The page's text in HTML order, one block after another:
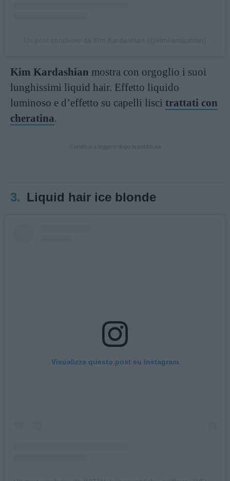
Kim Kardashian mostra con orgoglio i suoi
lunghissimi liquid hair. Effetto liquido
luminoso e d’effetto su capelli lisci trattati con
cheratina.
3. Liquid hair ice blonde
Visualizza questo post su Instagram